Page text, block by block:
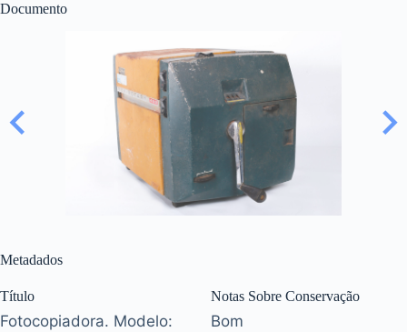
Documento
Metadados
Título
Fotocopiadora. Modelo:
Notas Sobre Conservação
Bom